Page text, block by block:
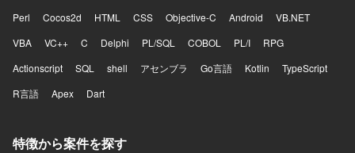
Perl
Cocos2d HTML CSS Objective-C Android
VB.NET
VBA
VC++ C Delphi PL/SQL COBOL PL/I
RPG
Actionscript
SQL shell アセンブラ Go言語 Kotlin
TypeScript
R言語
Apex Dart
特徴から案件を探す